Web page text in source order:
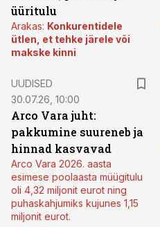
üüritulu
Arakas: Konkurentidele
ütlen, et tehke järele või
makske kinni
UUDISED
30.07.26, 10:00
Arco Vara juht:
pakkumine suureneb ja
hinnad kasvavad
Arco Vara 2026. aasta
esimese poolaasta müügitulu
oli 4,32 miljonit eurot ning
puhaskahjumiks kujunes 1,15
miljonit eurot.